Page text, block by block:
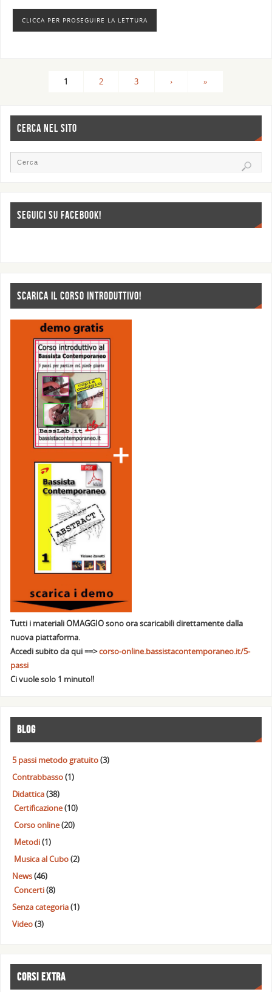
CLICCA PER PROSEGUIRE LA LETTURA
1 2 3 › »
CERCA NEL SITO
SEGUICI SU FACEBOOK!
SCARICA IL CORSO INTRODUTTIVO!
Tutti i materiali OMAGGIO sono ora scaricabili direttamente dalla
nuova piattaforma.
Accedi subito da qui ==>corso-online.bassistacontemporaneo.it/5-
passi
Ci vuole solo 1 minuto!!
BLOG
5 passi metodo gratuito(3)
Contrabbasso(1)
Didattica(38)
Certificazione(10)
Corso online(20)
Metodi(1)
Musica al Cubo(2)
News(46)
Concerti(8)
Senza categoria(1)
Video(3)
CORSI EXTRA